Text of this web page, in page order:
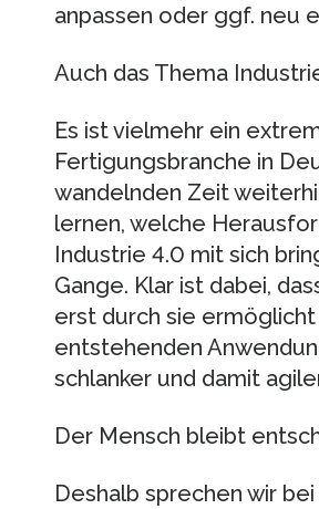
anpassen oder ggf. neu
Auch das Thema
Es ist vielmehr ein
Fertigungsbranche in
wandelnden Zeit
lernen, welche
Industrie 4.0 mit sich
Gange. Klar ist dabei,
erst durch sie
entstehenden
schlanker und damit
Der Mensch bleibt
Deshalb sprechen wir